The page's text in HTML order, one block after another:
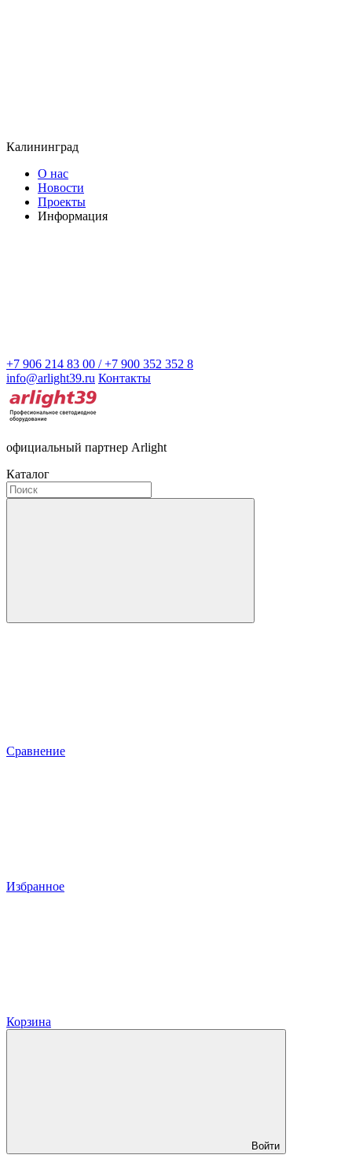
Калининград
О нас
Новости
Проекты
Информация
+7 906 214 83 00 / +7 900 352 352 8
info@arlight39.ru Контакты
официальный партнер Arlight
Каталог
Сравнение
Избранное
Корзина
Войти